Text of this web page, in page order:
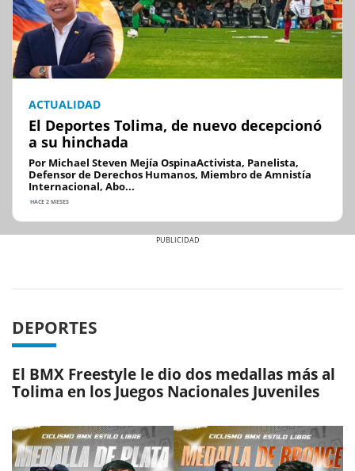
ACTUALIDAD
El Deportes Tolima, de nuevo decepcionó
a su hinchada
Por Michael Steven Mejía OspinaActivista, Panelista,
Defensor de Derechos Humanos, Miembro de Amnistía
Internacional, Abo...
HACE 2 MESES
DEPORTES
El BMX Freestyle le dio dos medallas más al
Tolima en los Juegos Nacionales Juveniles